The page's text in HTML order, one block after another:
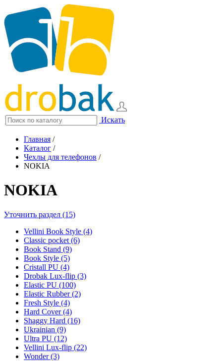
Искать
Главная /
Каталог /
Чехлы для телефонов /
NOKIA
NOKIA
Уточнить раздел (15)
Vellini Book Style (4)
Classic pocket (6)
Book Stand (9)
Book Style (5)
Cristall PU (4)
Drobak Lux-flip (3)
Elastic PU (100)
Elastic Rubber (2)
Fresh Style (4)
Hard Cover (4)
Shaggy Hard (16)
Ukrainian (9)
Ultra PU (12)
Vellini Lux-flip (22)
Wonder (3)